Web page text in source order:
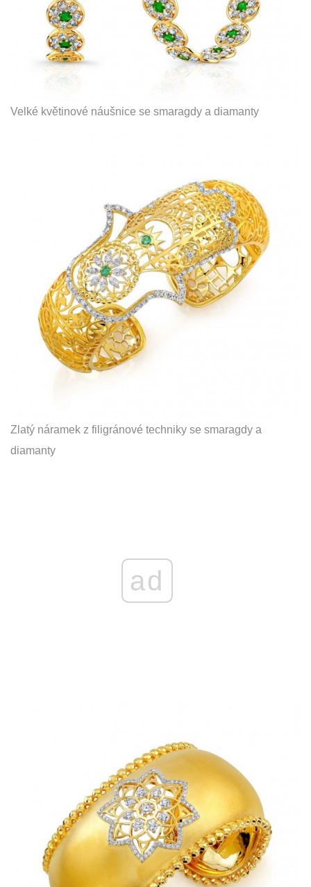
Velké květinové náušnice se smaragdy a diamanty
Zlatý náramek z filigránové techniky se smaragdy a
diamanty
ad